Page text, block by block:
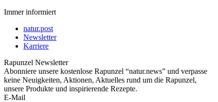
Immer informiert
natur.post
Newsletter
Karriere
Rapunzel Newsletter
Abonniere unsere kostenlose Rapunzel “natur.news” und verpasse
keine Neuigkeiten, Aktionen, Aktuelles rund um die Rapunzel,
unsere Produkte und inspirierende Rezepte.
E-Mail